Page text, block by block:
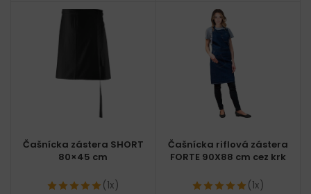
Čašnícka zástera SHORT
80×45 cm
(1x)
Čašnícka riflová zástera
FORTE 90X88 cm cez krk
(1x)